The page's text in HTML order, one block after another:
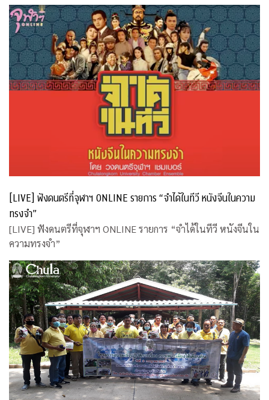
[LIVE] ฟังดนตรีที่จุฬาฯ ONLINE รายการ “จำได้ในทีวี หนังจีนในความ
ทรงจำ”
[LIVE] ฟังดนตรีที่จุฬาฯ ONLINE รายการ “จำได้ในทีวี หนังจีนใน
ความทรงจำ”